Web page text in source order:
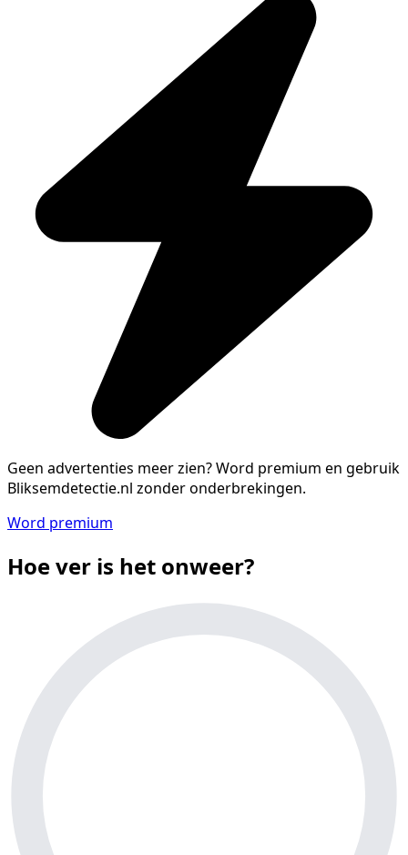
Geen advertenties meer zien?Word premium en gebruik
Bliksemdetectie.nl zonder onderbrekingen.
Word premium
Hoe ver is het onweer?